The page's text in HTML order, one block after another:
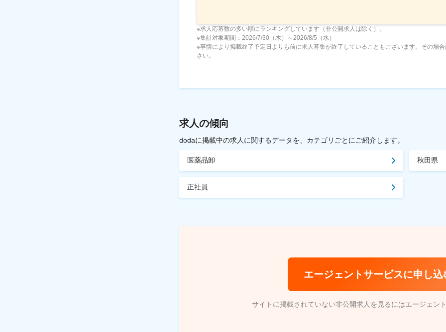
※求人応募数の多い順にランキングしています（非公開求人は除く）。
※集計対象期間：2026/7/30（木）～2026/8/5（水）
※事情により掲載終了予定日よりも前に求人募集が終了していることもございます。その場
さい。
求人の傾向
dodaに掲載中の求人に関するデータを、カテゴリごとにご紹介します。
医薬品卸 秋田県
正社員
エージェントサービスに申し
サイトに掲載されていない非公開求人を見るにはエージェン